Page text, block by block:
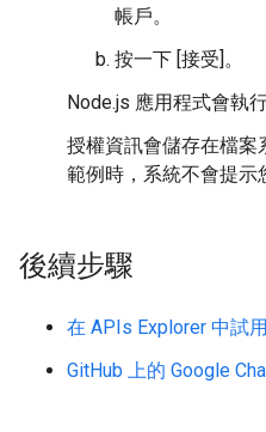
帳戶。
按一下 [接受]。
Node.js 應用程式會執
授權資訊會儲存在檔案
範例時，系統不會提示
後續步驟
在 APIs Explorer 中試
GitHub 上的 Google